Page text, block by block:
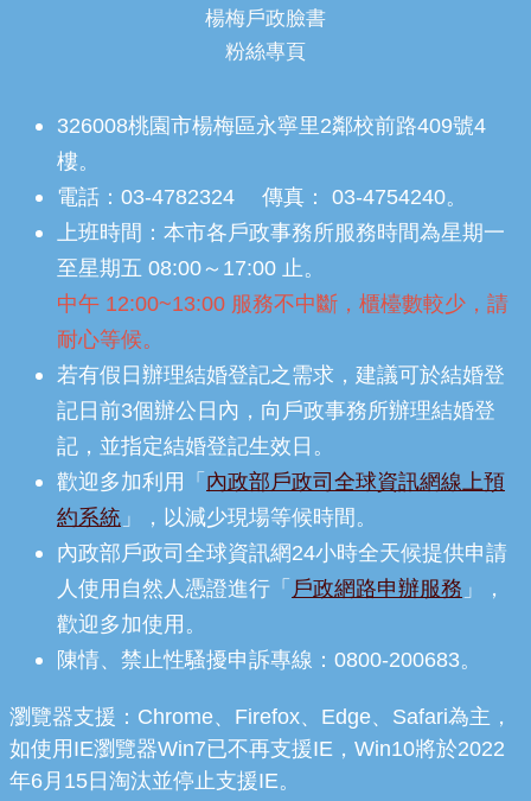
楊梅戶政臉書
粉絲專頁
326008桃園市楊梅區永寧里2鄰校前路409號4
樓。
電話：03-4782324 傳真： 03-4754240。
上班時間：本市各戶政事務所服務時間為星期一
至星期五 08:00～17:00 止。
中午 12:00~13:00 服務不中斷，櫃檯數較少，請
耐心等候。
若有假日辦理結婚登記之需求，建議可於結婚登
記日前3個辦公日內，向戶政事務所辦理結婚登
記，並指定結婚登記生效日。
歡迎多加利用「 內政部戶政司全球資訊網線上預
約系統 」，以減少現場等候時間。
內政部戶政司全球資訊網24小時全天候提供申請
人使用自然人憑證進行「 戶政網路申辦服務 」，
歡迎多加使用。
陳情、禁止性騷擾申訴專線：0800-200683。
瀏覽器支援：Chrome、Firefox、Edge、Safari為主，
如使用IE瀏覽器Win7已不再支援IE，Win10將於2022
年6月15日淘汰並停止支援IE。